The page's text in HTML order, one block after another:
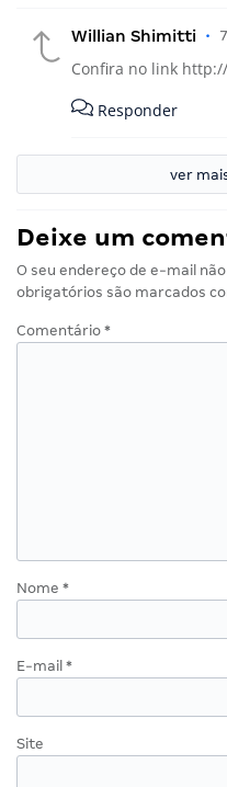
Willian Shimitti •
Confira no link
Responder
ver
Deixe um
O seu endereço de e-mail
obrigatórios são marcados
Comentário *
Nome *
E-mail *
Site